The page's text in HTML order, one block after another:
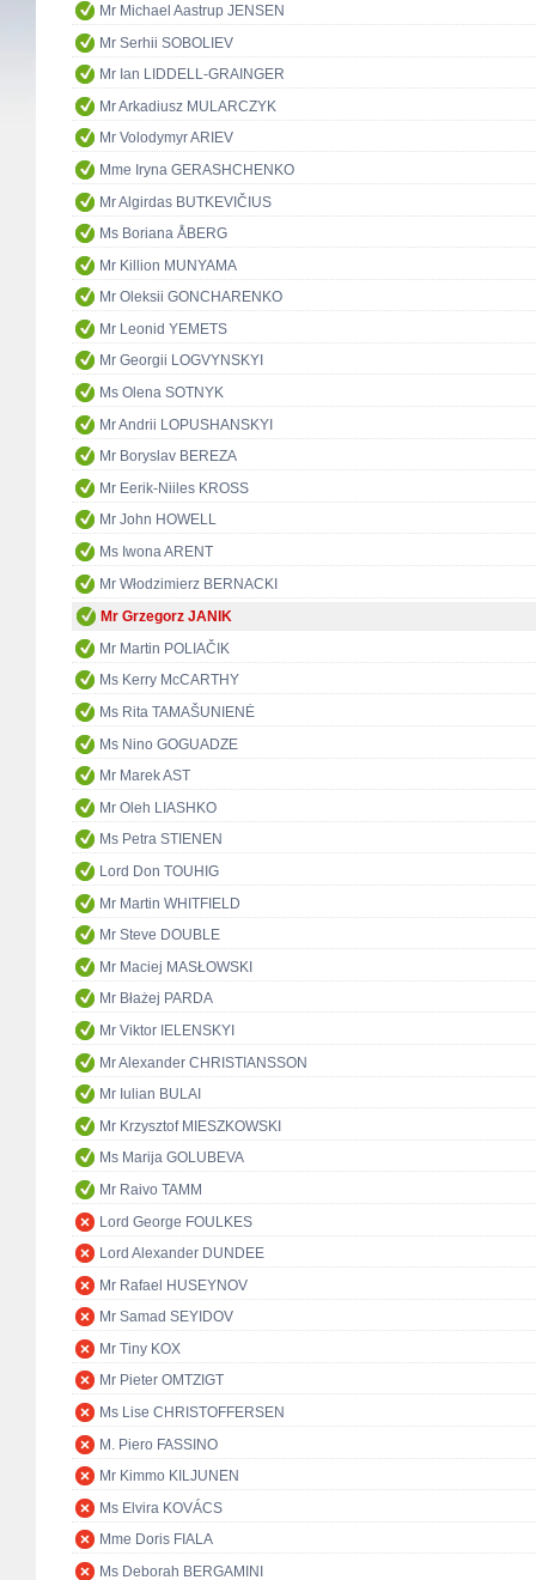
Mr Michael Aastrup JENSEN
Mr Serhii SOBOLIEV
Mr Ian LIDDELL-GRAINGER
Mr Arkadiusz MULARCZYK
Mr Volodymyr ARIEV
Mme Iryna GERASHCHENKO
Mr Algirdas BUTKEVIČIUS
Ms Boriana ÅBERG
Mr Killion MUNYAMA
Mr Oleksii GONCHARENKO
Mr Leonid YEMETS
Mr Georgii LOGVYNSKYI
Ms Olena SOTNYK
Mr Andrii LOPUSHANSKYI
Mr Boryslav BEREZA
Mr Eerik-Niiles KROSS
Mr John HOWELL
Ms Iwona ARENT
Mr Włodzimierz BERNACKI
Mr Grzegorz JANIK
Mr Martin POLIAČIK
Ms Kerry McCARTHY
Ms Rita TAMAŠUNIENĖ
Ms Nino GOGUADZE
Mr Marek AST
Mr Oleh LIASHKO
Ms Petra STIENEN
Lord Don TOUHIG
Mr Martin WHITFIELD
Mr Steve DOUBLE
Mr Maciej MASŁOWSKI
Mr Błażej PARDA
Mr Viktor IELENSKYI
Mr Alexander CHRISTIANSSON
Mr Iulian BULAI
Mr Krzysztof MIESZKOWSKI
Ms Marija GOLUBEVA
Mr Raivo TAMM
Lord George FOULKES
Lord Alexander DUNDEE
Mr Rafael HUSEYNOV
Mr Samad SEYIDOV
Mr Tiny KOX
Mr Pieter OMTZIGT
Ms Lise CHRISTOFFERSEN
M. Piero FASSINO
Mr Kimmo KILJUNEN
Ms Elvira KOVÁCS
Mme Doris FIALA
Ms Deborah BERGAMINI